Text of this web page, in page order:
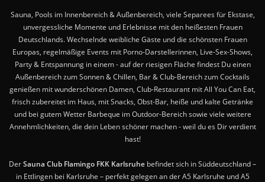
Sauna, Pools im Innenbereich & Außenbereich, viele Separees für Ekstase,
unvergessliche Momente und Erlebnisse mit den heißesten Frauen
Deutschlands. Wechselnde weibliche Gäste und die schönsten Frauen
Europas, regelmäßige Events mit Porno-Darstellerinnen, Live-Sex-Shows,
Party & Entspannung in einem - auf der riesigen Fläche findest Du einen
Außenbereich zum Sonnen & Chillen, Bar & Club-Bereich zum Cocktails
genießen mit wunderschönen Damen, Club-Restaurant mit All You Can Eat,
frisch zubereitet im Haus, mit Snacks, Obst-Bar, heiße und kalte Getränke
und bei gutem Wetter Barbeque im Outdoor-Bereich sowie viele weitere
Annehmlichkeiten, die dein Leben schöner machen - weil du es Dir verdient
hast!
DerSauna Club Flamingo FKK Karlsruhe befindet sich in Süddeutschland –
in Ettlingen bei Karlsruhe – perfekt gelegen an der A5 Karlsruhe und A5